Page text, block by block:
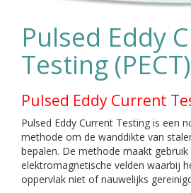
Pulsed Eddy
Testing (PECT)
Pulsed Eddy Current
Pulsed Eddy Current Testing is een
methode om de wanddikte van
bepalen. De methode maakt gebruik
elektromagnetische velden waarbij
oppervlak niet of nauwelijks